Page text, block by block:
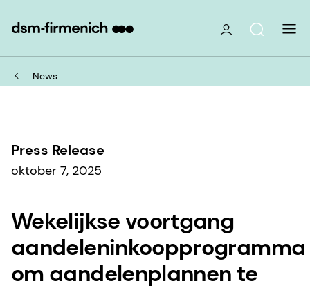
News
Press Release
oktober 7, 2025
Wekelijkse voortgang
aandeleninkoopprogramma
om aandelenplannen te